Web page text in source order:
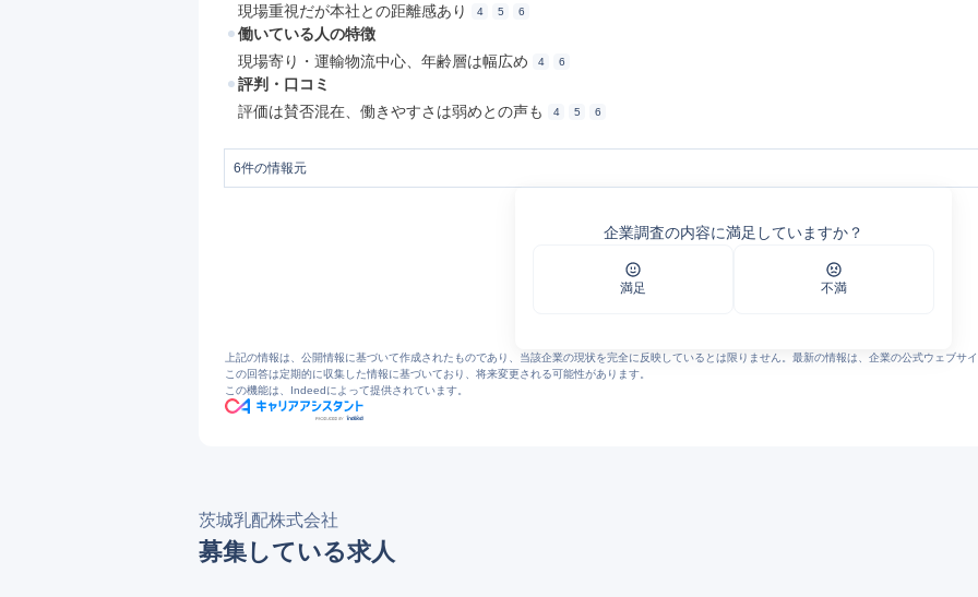
現場重視だが本社との距離感あり
4 5 6
働いている人の特徴
現場寄り・運輸物流中心、年齢層は幅広め
4 6
評判・口コミ
評価は賛否混在、働きやすさは弱めとの声も
4 5 6
6件の情報元
https://jp.indeed.com/cmp/
企業調査の内容に満足していますか？
満足 不満
上記の情報は、公開情報に基づいて作成されたものであり、当該企業の現状を完全に反映しているとは限りません。最新の情報は、企業の公式ウェブサ
この回答は定期的に収集した情報に基づいており、将来変更される可能性があります。
この機能は、Indeedによって提供されています。
茨城乳配株式会社
募集している求人